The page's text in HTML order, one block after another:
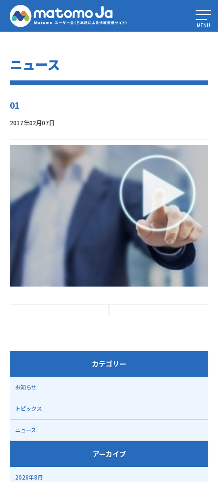
Home»
Piwik Media Analytics は、ビデオとオーディオのマーケティング
効果の測定に必要な洞察をどのように提供するか – パート1
MENU
ニュース
01
2017年02月07日
カテゴリー
お知らせ
トピックス
ニュース
アーカイブ
2026年8月